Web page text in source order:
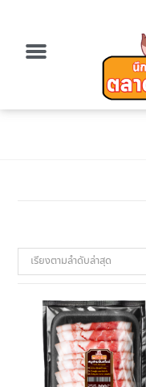
เรียงตามลำดับล่าสุด